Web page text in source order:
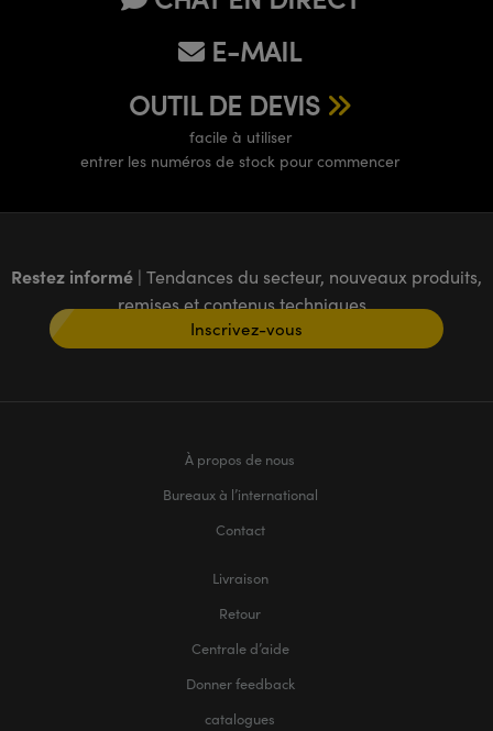
E-MAIL
OUTIL DE DEVIS
facile à utiliser
entrer les numéros de stock pour commencer
Restez informé | Tendances du secteur, nouveaux produits,
remises et contenus techniques
Inscrivez-vous
À propos de nous
Bureaux à l’international
Contact
Livraison
Retour
Centrale d’aide
Donner feedback
catalogues